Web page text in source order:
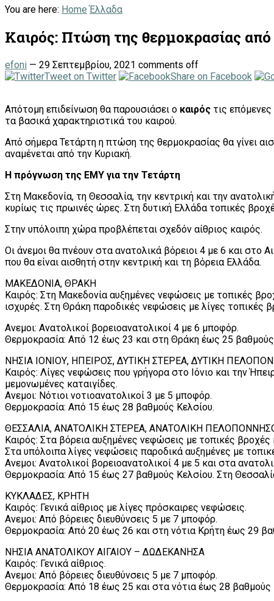
You are here: Home Έλλαδα
Καιρός: Πτώση της θερμοκρασίας
efoni — 29 Σεπτεμβρίου, 2021 comments off
Tweet on Twitter
Share on Facebook
Απότομη επιδείνωση θα παρουσιάσει ο καιρός τις
τα βασικά χαρακτηριστικά του καιρού.
Από σήμερα Τετάρτη η πτώση της θερμοκρασίας θα γίνει
αναμένεται από την Κυριακή.
Η πρόγνωση της ΕΜΥ για την Τετάρτη
Στη Μακεδονία, τη Θεσσαλία, την κεντρική και την
κυρίως τις πρωινές ώρες. Στη δυτική Ελλάδα τοπικές
Στην υπόλοιπη χώρα προβλέπεται σχεδόν αίθριος καιρός.
Οι άνεμοι θα πνέουν στα ανατολικά βόρειοι 4 με 6 και στο
που θα είναι αισθητή στην κεντρική και τη βόρεια Ελλάδα.
ΜΑΚΕΔΟΝΙΑ, ΘΡΑΚΗ
Καιρός: Στη Μακεδονία αυξημένες νεφώσεις με τοπικές
ισχυρές. Στη Θράκη παροδικές νεφώσεις με λίγες τοπικές
Ανεμοι: Ανατολικοί βορειοανατολικοί 4 με 6 μποφόρ.
Θερμοκρασία: Από 12 έως 23 και στη Θράκη έως 25 βαθμούς
ΝΗΣΙΑ ΙΟΝΙΟΥ, ΗΠΕΙΡΟΣ, ΔΥΤΙΚΗ ΣΤΕΡΕΑ, ΔΥΤΙΚΗ
Καιρός: Λίγες νεφώσεις που γρήγορα στο Ιόνιο και την
μεμονωμένες καταιγίδες.
Ανεμοι: Νότιοι νοτιοανατολικοί 3 με 5 μποφόρ.
Θερμοκρασία: Από 15 έως 28 βαθμούς Κελσίου.
ΘΕΣΣΑΛΙΑ, ΑΝΑΤΟΛΙΚΗ ΣΤΕΡΕΑ, ΑΝΑΤΟΛΙΚΗ
Καιρός: Στα βόρεια αυξημένες νεφώσεις με τοπικές
Στα υπόλοιπα λίγες νεφώσεις παροδικά αυξημένες με
Ανεμοι: Ανατολικοί βορειοανατολικοί 4 με 5 και στα
Θερμοκρασία: Από 15 έως 27 βαθμούς Κελσίου. Στη
ΚΥΚΛΑΔΕΣ, ΚΡΗΤΗ
Καιρός: Γενικά αίθριος με λίγες πρόσκαιρες νεφώσεις.
Ανεμοι: Από βόρειες διευθύνσεις 5 με 7 μποφόρ.
Θερμοκρασία: Από 20 έως 26 και στη νότια Κρήτη έως 29
ΝΗΣΙΑ ΑΝΑΤΟΛΙΚΟΥ ΑΙΓΑΙΟΥ – ΔΩΔΕΚΑΝΗΣΑ
Καιρός: Γενικά αίθριος.
Ανεμοι: Από βόρειες διευθύνσεις 5 με 7 μποφόρ.
Θερμοκρασία: Από 18 έως 25 και στα νότια έως 28 βαθμούς